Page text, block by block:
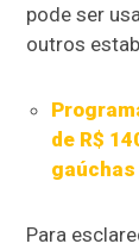
pode ser
outros
de R$
gaúchas
Para